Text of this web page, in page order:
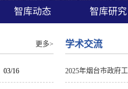
智库动态 智库研
更多>
03/16
学术交流
2025年烟台市政府